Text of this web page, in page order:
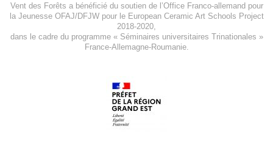
Vent des Forêts a bénéficié du soutien de l’Office Franco-allemand pour
la Jeunesse OFAJ/DFJWpour leEuropean Ceramic Art Schools Project
2018-2020
dans le cadre du programme « Séminaires universitaires Trinationales »
France-Allemagne-Roumanie.